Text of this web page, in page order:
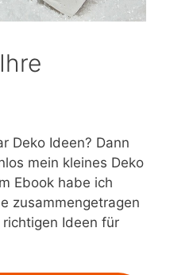
Deko Ideen? Dann
mein kleines Deko
Ebook habe ich
zusammengetragen
Ideen für